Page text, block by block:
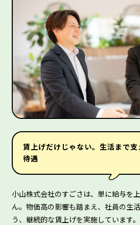
賃上げだけじゃない。生活まで
待遇
小山株式会社のすごさは、単に給与を
ん。物価高の影響も踏まえ、社員の生
う、継続的な賃上げを実施しています